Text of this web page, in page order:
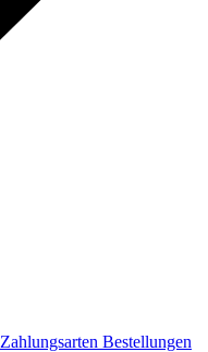
Zahlungsarten Bestellungen